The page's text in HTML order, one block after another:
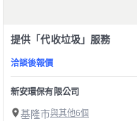
提供「代收垃圾」服務
洽談後報價
新安環保有限公司
基隆市與其他6個